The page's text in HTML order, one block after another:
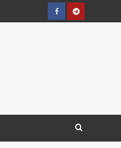
FacebookTelegram